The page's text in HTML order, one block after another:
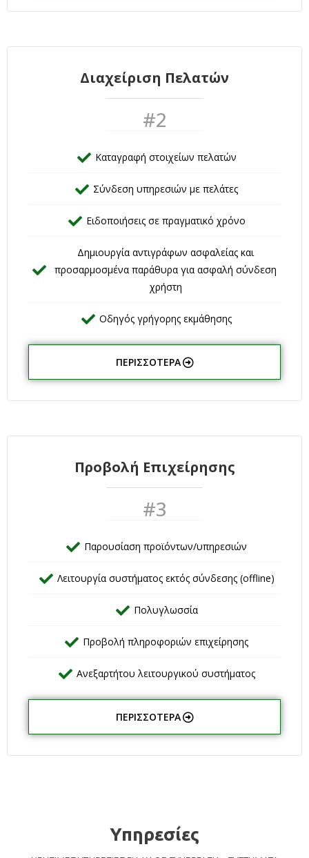
Διαχείριση Πελατών
#2
Καταγραφή στοιχείων πελατών
Σύνδεση υπηρεσιών με πελάτες
Ειδοποιήσεις σε πραγματικό χρόνο
Δημιουργία αντιγράφων ασφαλείας και
προσαρμοσμένα παράθυρα για ασφαλή σύνδεση
χρήστη
Οδηγός γρήγορης εκμάθησης
ΠΕΡΙΣΣΌΤΕΡΑ
Προβολή Επιχείρησης
#3
Παρουσίαση προϊόντων/υπηρεσιών
Λειτουργία συστήματος εκτός σύνδεσης (offline)
Πολυγλωσσία
Προβολή πληροφοριών επιχείρησης
Ανεξαρτήτου λειτουργικού συστήματος
ΠΕΡΙΣΣΌΤΕΡΑ
Υπηρεσίες